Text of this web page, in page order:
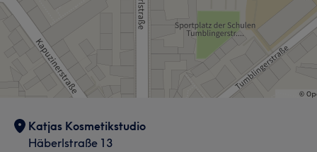
Katjas Kosmetikstudio
Häberlstraße 13